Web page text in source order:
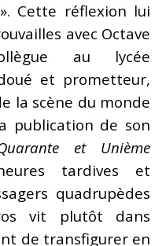
Cette réflexion lui
avec Octave
au lycée
et prometteur,
la scène du monde
publication de son
et Unième
tardives et
quadrupèdes
vit plutôt dans
de transfigurer en